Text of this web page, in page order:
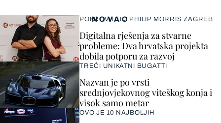
NOVAC
POKROVITELJ PHILIP MORRIS ZAGREB
Digitalna rješenja za stvarne
probleme: Dva hrvatska projekta
dobila potporu za razvoj
TREĆI UNIKATNI BUGATTI
Nazvan je po vrsti
srednjovjekovnog viteškog konja i
visok samo metar
OVO JE 10 NAJBOLJIH